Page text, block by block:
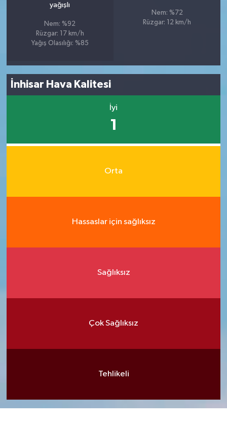
yağışlı
Nem: %92
Rüzgar: 17 km/h
Yağış Olasılığı: %85
Nem: %72
Rüzgar: 12 km/h
İnhisar Hava Kalitesi
İyi
1
Orta
Hassaslar için sağlıksız
Sağlıksız
Çok Sağlıksız
Tehlikeli